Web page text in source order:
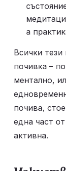
а
Всички тези
почивка –
ментално,
почива,
една част
активна.